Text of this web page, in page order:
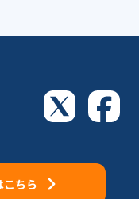
こちら